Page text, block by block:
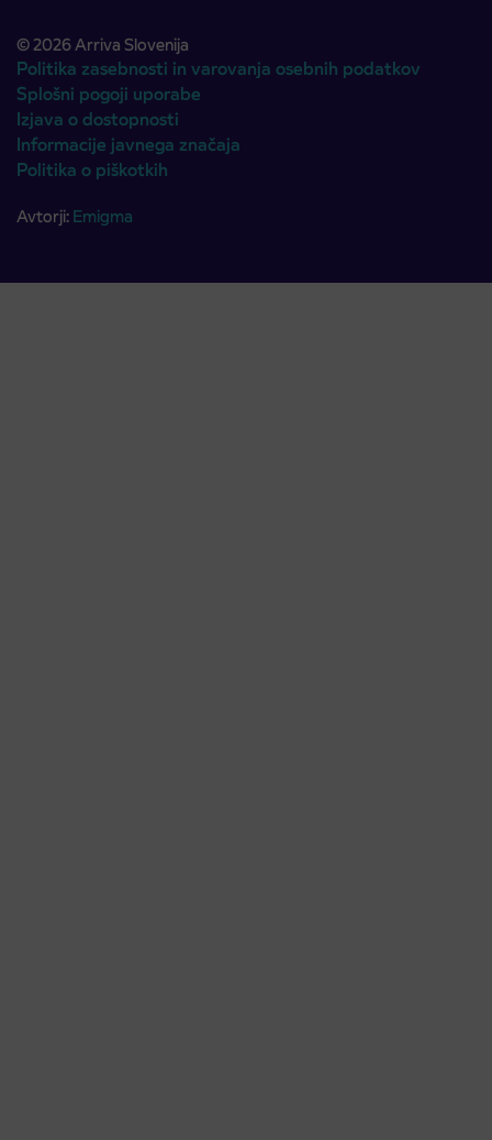
© 2026 Arriva Slovenija
Politika zasebnosti in varovanja osebnih podatkov
Splošni pogoji uporabe
Izjava o dostopnosti
Informacije javnega značaja
Politika o piškotkih
Avtorji: Emigma